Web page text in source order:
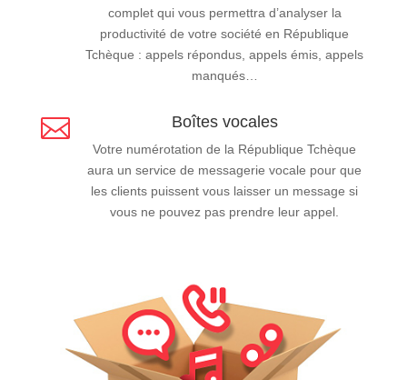
complet qui vous permettra d’analyser la
productivité de votre société en République
Tchèque : appels répondus, appels émis, appels
manqués…
 Boîtes vocales
Votre numérotation de la République Tchèque
aura un service de messagerie vocale pour que
les clients puissent vous laisser un message si
vous ne pouvez pas prendre leur appel.